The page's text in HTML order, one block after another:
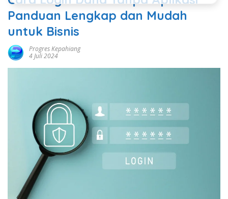
Panduan Lengkap dan Mudah
untuk Bisnis
Progres Kepahiang
4 Juli 2024